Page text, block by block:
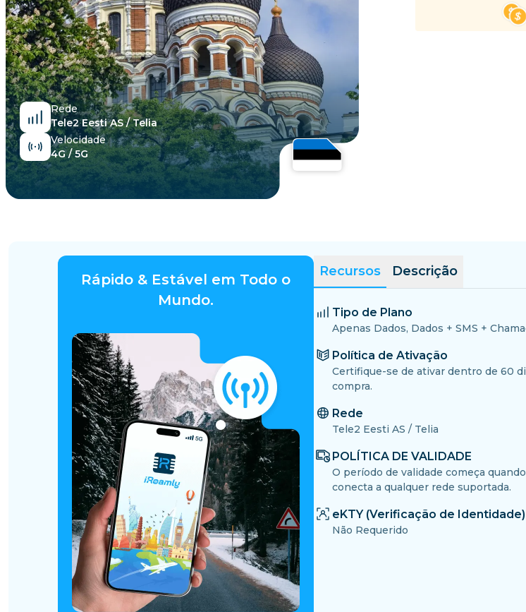
Rede
Tele2 Eesti AS / Telia
Velocidade
4G / 5G
Rápido & Estável em Todo o
Mundo.
Recursos Descrição
Tipo de Plano
Apenas Dados, Dados + SMS +
Política de Ativação
Certifique-se de ativar dentro de 60
compra.
Rede
Tele2 Eesti AS / Telia
POLÍTICA DE VALIDADE
O período de validade começa
conecta a qualquer rede suportada.
eKTY (Verificação de Identidade)
Não Requerido